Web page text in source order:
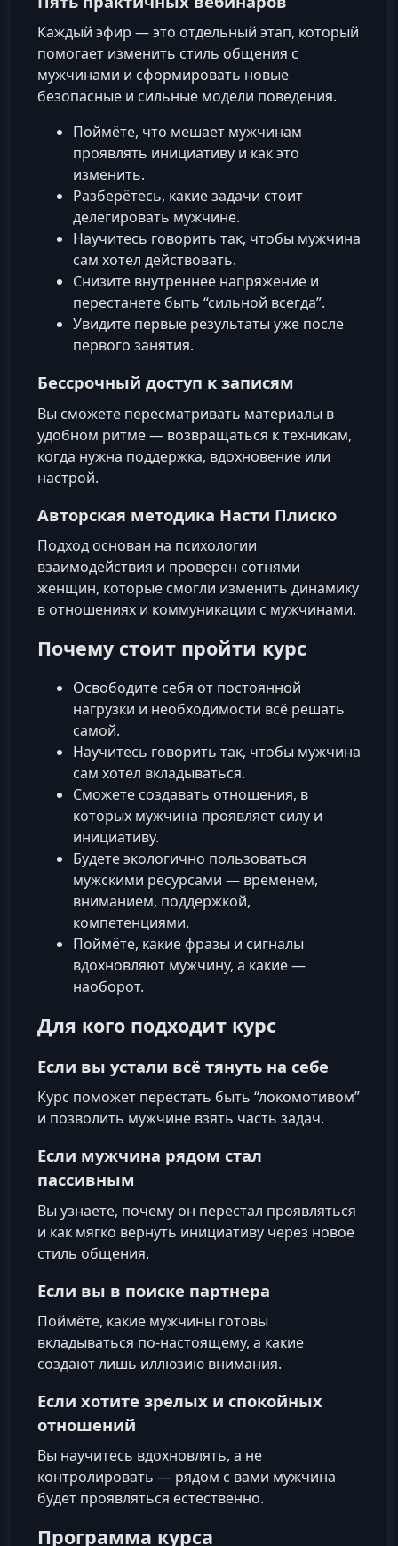
Каждый эфир — это отдельный этап, который
помогает изменить стиль общения с
мужчинами и сформировать новые
безопасные и сильные модели поведения.
Поймёте, что мешает мужчинам
проявлять инициативу и как это
изменить.
Разберётесь, какие задачи стоит
делегировать мужчине.
Научитесь говорить так, чтобы мужчина
сам хотел действовать.
Снизите внутреннее напряжение и
перестанете быть “сильной всегда”.
Увидите первые результаты уже после
первого занятия.
Бессрочный доступ к записям
Вы сможете пересматривать материалы в
удобном ритме — возвращаться к техникам,
когда нужна поддержка, вдохновение или
настрой.
Авторская методика Насти Плиско
Подход основан на психологии
взаимодействия и проверен сотнями
женщин, которые смогли изменить динамику
в отношениях и коммуникации с мужчинами.
Почему стоит пройти курс
Освободите себя от постоянной
нагрузки и необходимости всё решать
самой.
Научитесь говорить так, чтобы мужчина
сам хотел вкладываться.
Сможете создавать отношения, в
которых мужчина проявляет силу и
инициативу.
Будете экологично пользоваться
мужскими ресурсами — временем,
вниманием, поддержкой,
компетенциями.
Поймёте, какие фразы и сигналы
вдохновляют мужчину, а какие —
наоборот.
Для кого подходит курс
Если вы устали всё тянуть на себе
Курс поможет перестать быть “локомотивом”
и позволить мужчине взять часть задач.
Если мужчина рядом стал
пассивным
Вы узнаете, почему он перестал проявляться
и как мягко вернуть инициативу через новое
стиль общения.
Если вы в поиске партнера
Поймёте, какие мужчины готовы
вкладываться по‑настоящему, а какие
создают лишь иллюзию внимания.
Если хотите зрелых и спокойных
отношений
Вы научитесь вдохновлять, а не
контролировать — рядом с вами мужчина
будет проявляться естественно.
Программа курса